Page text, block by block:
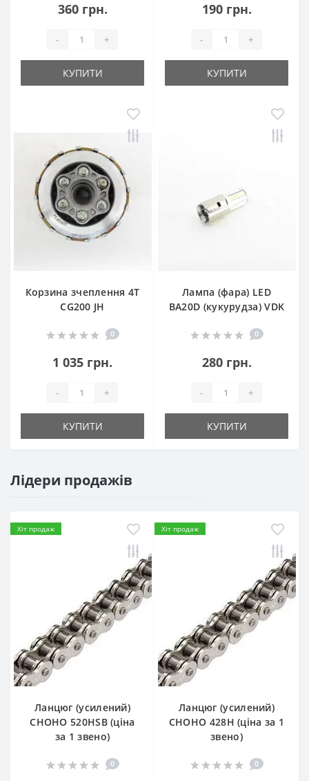
360 грн.
- +
КУПИТИ
190 грн.
- +
КУПИТИ
Корзина зчеплення 4T
CG200 JH
0
1 035 грн.
- +
КУПИТИ
Лампа (фара) LED
BA20D (кукурудза) VDK
0
280 грн.
- +
КУПИТИ
Лідери продажів
Хіт продаж
Ланцюг (усилений)
СHOHO 520HSB (ціна
за 1 звено)
0
Хіт продаж
Ланцюг (усилений)
СHOHO 428H (ціна за 1
звено)
0